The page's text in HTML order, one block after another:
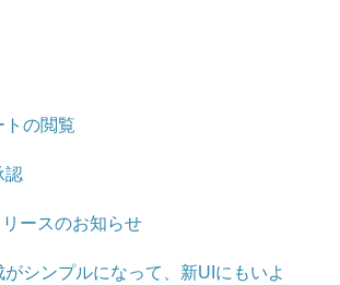
トの閲覧
認
ースのお知らせ
がシンプルになって、新UIにもいよ